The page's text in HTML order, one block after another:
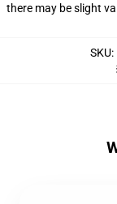
there may be slight
SKU: